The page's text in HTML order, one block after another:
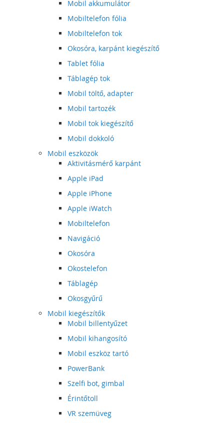
Mobil akkumulátor
Mobiltelefon fólia
Mobiltelefon tok
Okosóra, karpánt kiegészítő
Tablet fólia
Táblagép tok
Mobil töltő, adapter
Mobil tartozék
Mobil tok kiegészítő
Mobil dokkoló
Mobil eszközök
Aktivitásmérő karpánt
Apple iPad
Apple iPhone
Apple iWatch
Mobiltelefon
Navigáció
Okosóra
Okostelefon
Táblagép
Okosgyűrű
Mobil kiegészítők
Mobil billentyűzet
Mobil kihangosító
Mobil eszköz tartó
PowerBank
Szelfi bot, gimbal
Érintőtoll
VR szemüveg